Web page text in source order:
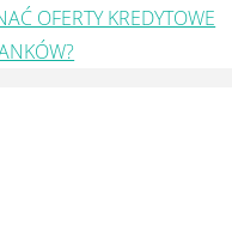
OFERTY KREDYTOWE